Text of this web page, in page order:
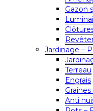
Gazon
Jardinage –
Terreau
Engrais
Anti